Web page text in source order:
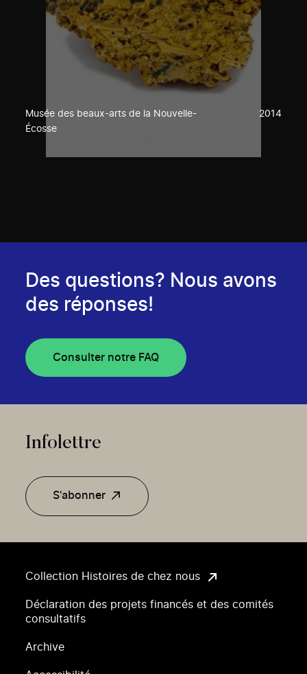
Musée des beaux-arts de la Nouvelle-
Écosse
2014
Collection Histoires de chez nous
Déclaration des projets financés et des comités
consultatifs
Archive
Des questions? Nous avons
des réponses!
Consulter notre FAQ
Infolettre
S'abonner